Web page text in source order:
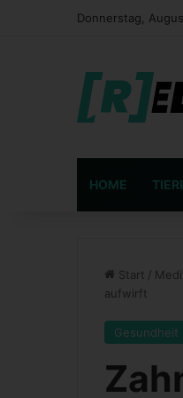
Donnerstag,
HOME
Start /
aufwirft
Gesundheit